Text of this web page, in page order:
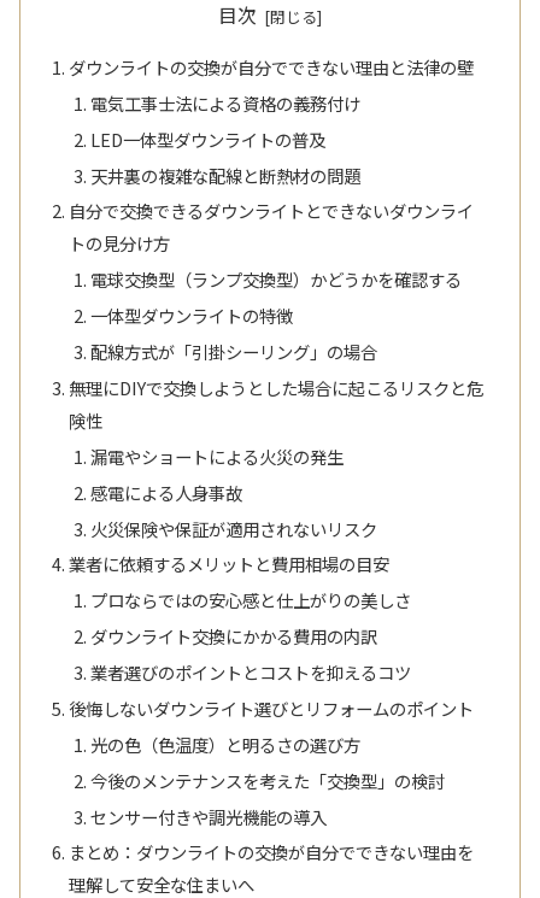
目次
ダウンライトの交換が自分でできない理由と法律の壁
電気工事士法による資格の義務付け
LED一体型ダウンライトの普及
天井裏の複雑な配線と断熱材の問題
自分で交換できるダウンライトとできないダウンライ
トの見分け方
電球交換型（ランプ交換型）かどうかを確認する
一体型ダウンライトの特徴
配線方式が「引掛シーリング」の場合
無理にDIYで交換しようとした場合に起こるリスクと危
険性
漏電やショートによる火災の発生
感電による人身事故
火災保険や保証が適用されないリスク
業者に依頼するメリットと費用相場の目安
プロならではの安心感と仕上がりの美しさ
ダウンライト交換にかかる費用の内訳
業者選びのポイントとコストを抑えるコツ
後悔しないダウンライト選びとリフォームのポイント
光の色（色温度）と明るさの選び方
今後のメンテナンスを考えた「交換型」の検討
センサー付きや調光機能の導入
まとめ：ダウンライトの交換が自分でできない理由を
理解して安全な住まいへ